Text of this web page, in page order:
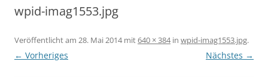
wpid-imag1553.jpg
Veröffentlicht am 28. Mai 2014mit640 × 384in wpid-imag1553.jpg.
← Vorheriges Nächstes →